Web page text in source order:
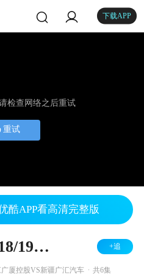
下载APP
检查网络之后重试
重试
酷APP看高清完整版
CBA 18/19赛季 季后赛1/4决赛第4轮 浙江广厦控股VS新疆广汇汽车 +追
厦控股VS新疆广汇汽车 共6集